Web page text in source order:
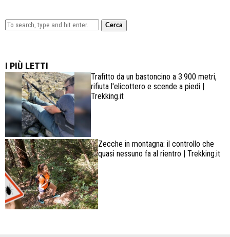
Cerca
I PIÙ LETTI
Trafitto da un bastoncino a 3.900 metri,
rifiuta l'elicottero e scende a piedi |
Trekking.it
Zecche in montagna: il controllo che
quasi nessuno fa al rientro | Trekking.it